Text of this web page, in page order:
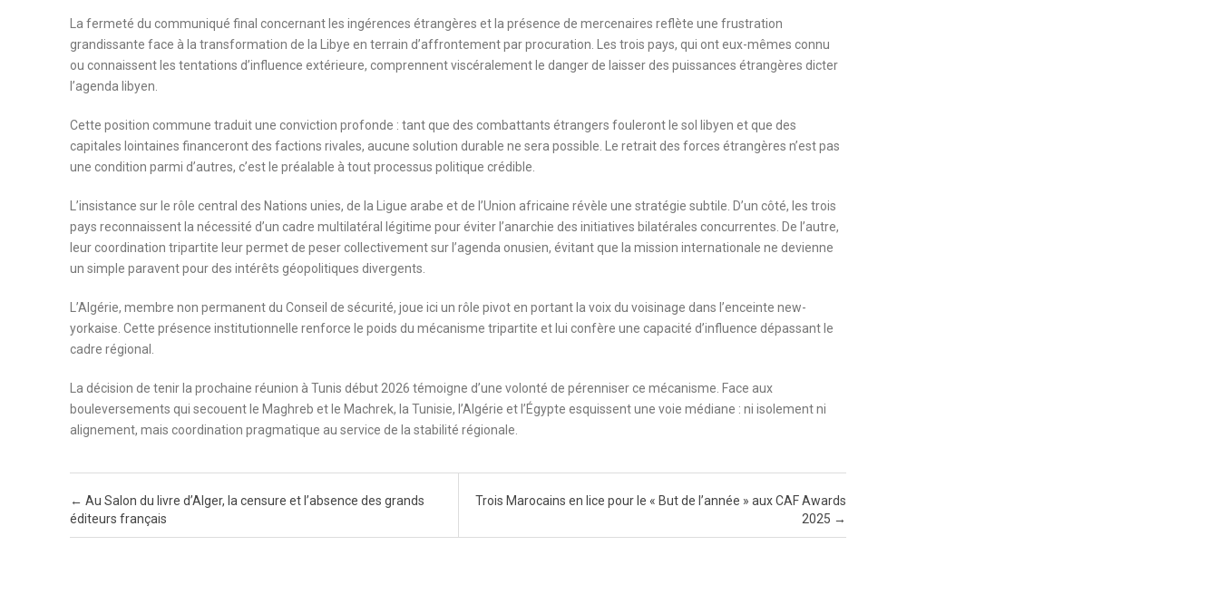
La fermeté du communiqué final concernant les ingérences étrangères et la présence de mercenaires reflète une frustration
grandissante face à la transformation de la Libye en terrain d’affrontement par procuration. Les trois pays, qui ont eux-mêmes connu
ou connaissent les tentations d’influence extérieure, comprennent viscéralement le danger de laisser des puissances étrangères dicter
l’agenda libyen.
Cette position commune traduit une conviction profonde : tant que des combattants étrangers fouleront le sol libyen et que des
capitales lointaines financeront des factions rivales, aucune solution durable ne sera possible. Le retrait des forces étrangères n’est pas
une condition parmi d’autres, c’est le préalable à tout processus politique crédible.
L’insistance sur le rôle central des Nations unies, de la Ligue arabe et de l’Union africaine révèle une stratégie subtile. D’un côté, les trois
pays reconnaissent la nécessité d’un cadre multilatéral légitime pour éviter l’anarchie des initiatives bilatérales concurrentes. De l’autre,
leur coordination tripartite leur permet de peser collectivement sur l’agenda onusien, évitant que la mission internationale ne devienne
un simple paravent pour des intérêts géopolitiques divergents.
L’Algérie, membre non permanent du Conseil de sécurité, joue ici un rôle pivot en portant la voix du voisinage dans l’enceinte new-
yorkaise. Cette présence institutionnelle renforce le poids du mécanisme tripartite et lui confère une capacité d’influence dépassant le
cadre régional.
La décision de tenir la prochaine réunion à Tunis début 2026 témoigne d’une volonté de pérenniser ce mécanisme. Face aux
bouleversements qui secouent le Maghreb et le Machrek, la Tunisie, l’Algérie et l’Égypte esquissent une voie médiane : ni isolement ni
alignement, mais coordination pragmatique au service de la stabilité régionale.
Post navigation
← Au Salon du livre d’Alger, la censure et l’absence des grands
éditeurs français
Trois Marocains en lice pour le « But de l’année » aux CAF Awards
2025 →